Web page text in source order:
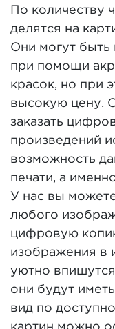
По количеству
делятся на
Они могут
при помощи
красок, но при
высокую цену.
заказать
произведений
возможность
печати, а
У нас вы
любого
цифровую
изображения в
уютно
они будут
вид по